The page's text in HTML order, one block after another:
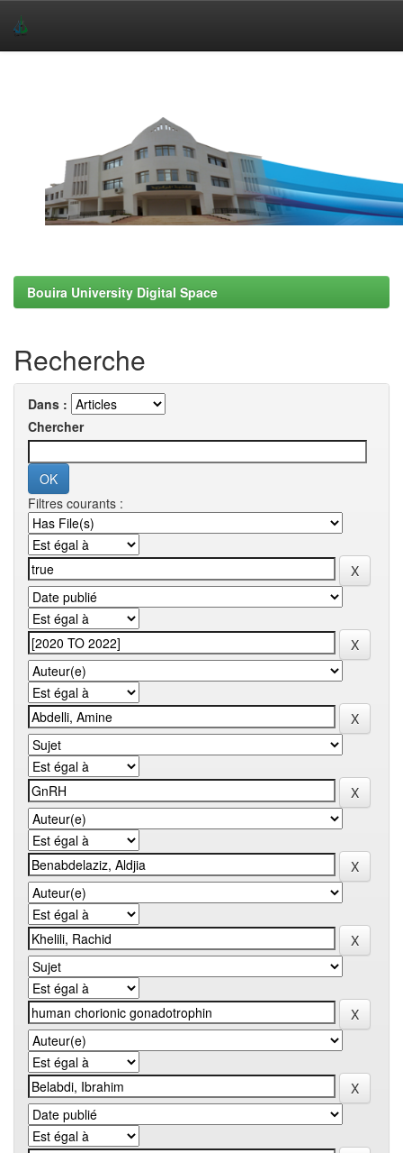
Bouira University Digital Space
Recherche
Dans :
Chercher
Filtres courants :